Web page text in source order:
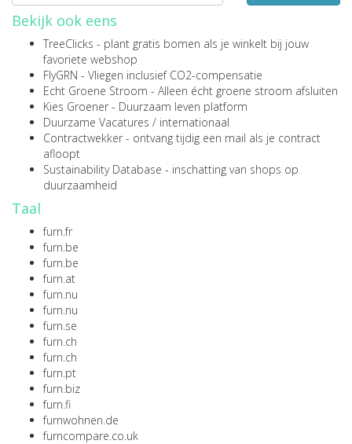
Bekijk ook eens
TreeClicks - plant gratis bomen als je winkelt bij jouw
favoriete webshop
FlyGRN - Vliegen inclusief CO2-compensatie
Echt Groene Stroom - Alleen écht groene stroom afsluiten
Kies Groener - Duurzaam leven platform
Duurzame Vacatures / internationaal
Contractwekker - ontvang tijdig een mail als je contract
afloopt
Sustainability Database - inschatting van shops op
duurzaamheid
Taal
furn.fr
furn.be
furn.be
furn.at
furn.nu
furn.nu
furn.se
furn.ch
furn.ch
furn.pt
furn.biz
furn.fi
furnwohnen.de
furncompare.co.uk